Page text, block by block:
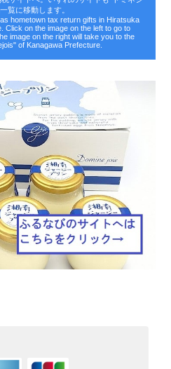
覧に移動します。
hometown tax return gifts in Hiratsuka
Click on the image on the left to go to
image on the right will take you to the
of Kanagawa Prefecture.